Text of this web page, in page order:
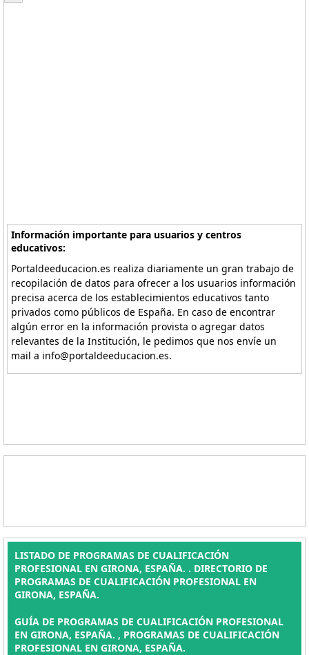
Información importante para usuarios y centros
educativos:
Portaldeeducacion.es realiza diariamente un gran trabajo de
recopilación de datos para ofrecer a los usuarios información
precisa acerca de los establecimientos educativos tanto
privados como públicos de España. En caso de encontrar
algún error en la información provista o agregar datos
relevantes de la Institución, le pedimos que nos envíe un
mail a info@portaldeeducacion.es.
LISTADO DE PROGRAMAS DE CUALIFICACIÓN
PROFESIONAL EN GIRONA, ESPAÑA. . DIRECTORIO DE
PROGRAMAS DE CUALIFICACIÓN PROFESIONAL EN
GIRONA, ESPAÑA.
GUÍA DE PROGRAMAS DE CUALIFICACIÓN PROFESIONAL
EN GIRONA, ESPAÑA. , PROGRAMAS DE CUALIFICACIÓN
PROFESIONAL EN GIRONA, ESPAÑA.